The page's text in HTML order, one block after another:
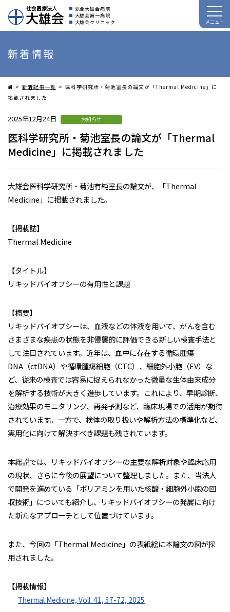
総合大雄会病院
大雄会第一病院
大雄会クリニック
メニュー
新着情報
新着記事一覧
医科学研究所・菊池室長の論文が「Thermal Medicine」に
掲載されました
2025年12月24日 お知らせ
医科学研究所・菊池室長の論文が「Thermal
Medicine」に掲載されました
大雄会医科学研究所・菊池有純室長の論文が、「Thermal
Medicine」に掲載されました。
【掲載誌】
Thermal Medicine
【タイトル】
リキッドバイオプシーの有用性と課題
【概要】
リキッドバイオプシーは、血液などの体液を用いて、がんを含む
さまざまな疾患の状態を非侵襲的に評価できる新しい検査手法と
して注目されています。近年は、血中に存在する循環腫瘍
DNA（ctDNA）や循環腫瘍細胞（CTC）、細胞外小胞（EV）な
ど、従来の検査では容易に捉えられなかった微量な生体由来成分
を解析する技術が大きく進歩しています。これにより、早期診断、
治療効果のモニタリング、再発予測など、臨床現場での活用が期待
されています。一方で、検体の取り扱いや解析方法の標準化など、
実用化に向けて解決すべき課題も残されています。
本総説では、リキッドバイオプシーの主要な解析対象や臨床応用
の現状、さらに今後の展望について整理しました。また、当法人
で開発を進めている「ポリアミンを用いた核酸・細胞外小胞の回
収技術」についても紹介し、リキッドバイオプシーの発展に向け
た新たなアプローチとして位置づけています。
また、今回の「Thermal Medicine」の表紙絵に本論文の図が採
用されました。
【掲載情報】
Thermal Medicine, Voll. 41, 57-72, 2025